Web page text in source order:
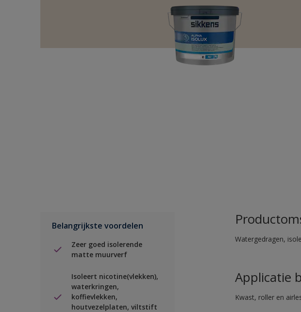
Belangrijkste voordelen
Zeer goed isolerende
matte muurverf
Isoleert nicotine(vlekken),
waterkringen,
koffievlekken,
houtvezelplaten, viltstift
Watergedragen,
Applicatie
Kwast, roller en